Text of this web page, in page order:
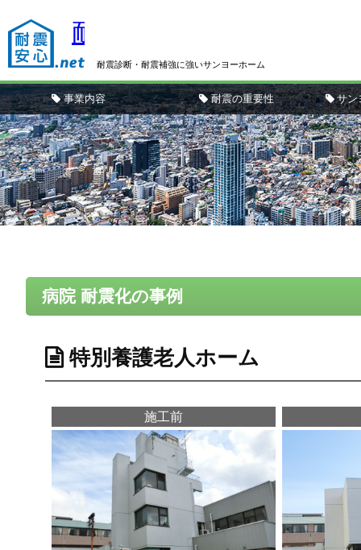
耐震安心.net
耐震診断・耐震補強に強いサンヨーホーム
事業内容 耐震の重要性 サン
病院 耐震化の事例
特別養護老人ホーム
施工前